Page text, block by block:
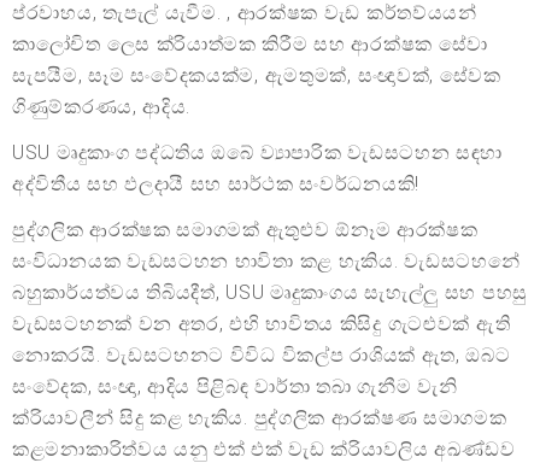
ප්රවාහය, තැපැල් යැවීම. , ආරක්ෂක වැඩ කර්තව්යයන්
කාලෝචිත ලෙස ක්රියාත්මක කිරීම සහ ආරක්ෂක සේවා
සැපයීම, සෑම සංවේදකයක්ම, ඇමතුමක්, සංඥාවක්, සේවක
ගිණුම්කරණය, ආදිය.
USU මෘදුකාංග පද්ධතිය ඔබේ ව්‍යාපාරික වැඩසටහන සඳහා
අද්විතීය සහ ඵලදායී සහ සාර්ථක සංවර්ධනයකි!
පුද්ගලික ආරක්ෂක සමාගමක් ඇතුළුව ඕනෑම ආරක්ෂක
සංවිධානයක වැඩසටහන භාවිතා කළ හැකිය. වැඩසටහනේ
බහුකාර්යත්වය තිබියදීත්, USU මෘදුකාංගය සැහැල්ලු සහ පහසු
වැඩසටහනක් වන අතර, එහි භාවිතය කිසිදු ගැටළුවක් ඇති
නොකරයි. වැඩසටහනට විවිධ විකල්ප රාශියක් ඇත, ඔබට
සංවේදක, සංඥා, ආදිය පිළිබඳ වාර්තා තබා ගැනීම වැනි
ක්රියාවලීන් සිදු කළ හැකිය. පුද්ගලික ආරක්ෂණ සමාගමක
කළමනාකාරිත්වය යනු එක් එක් වැඩ ක්රියාවලිය අඛණ්ඩව